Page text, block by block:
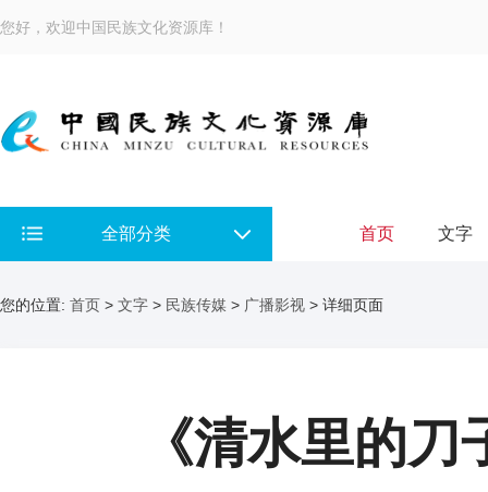
您好，欢迎中国民族文化资源库！
全部分类 首页 文字
您的位置: 首页 > 文字 > 民族传媒 > 广播影视 > 详细页面
《清水里的